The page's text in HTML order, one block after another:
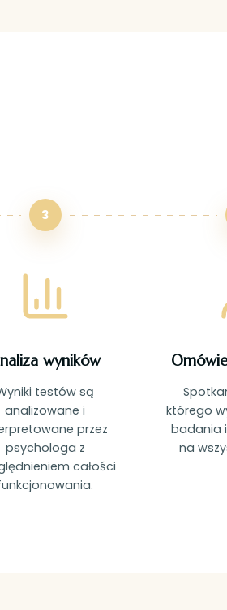
3
wyników
testów są
analizowane i
przez
psychologa z
całości
którego
badania
na